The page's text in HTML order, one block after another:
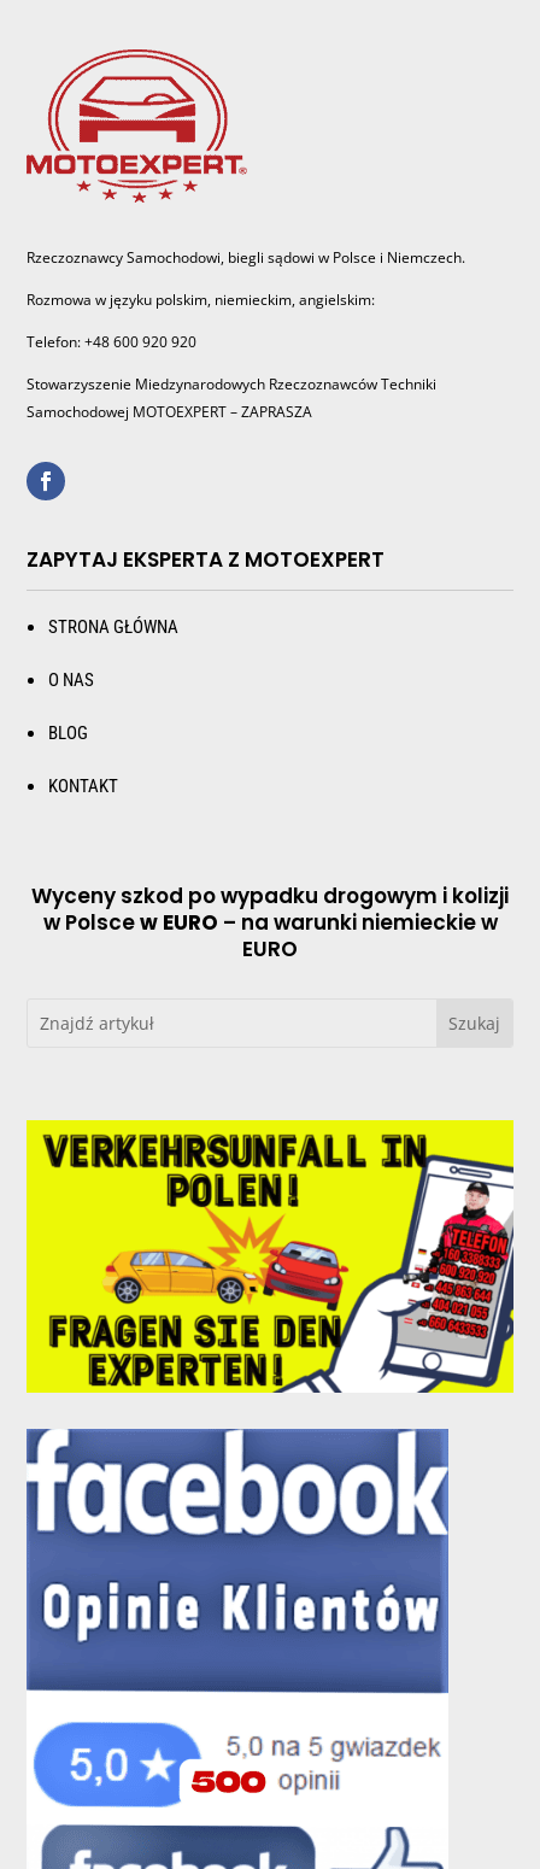
Rzeczoznawcy Samochodowi, biegli sądowi w Polsce i Niemczech.
Rozmowa w języku polskim, niemieckim, angielskim:
Telefon: +48 600 920 920
Stowarzyszenie Miedzynarodowych Rzeczoznawców Techniki
Samochodowej MOTOEXPERT – ZAPRASZA
ZAPYTAJ EKSPERTA Z MOTOEXPERT
STRONA GŁÓWNA
O NAS
BLOG
KONTAKT
Wyceny szkod po wypadku drogowym i kolizji
w Polscew EURO – na warunki niemieckie w
EURO